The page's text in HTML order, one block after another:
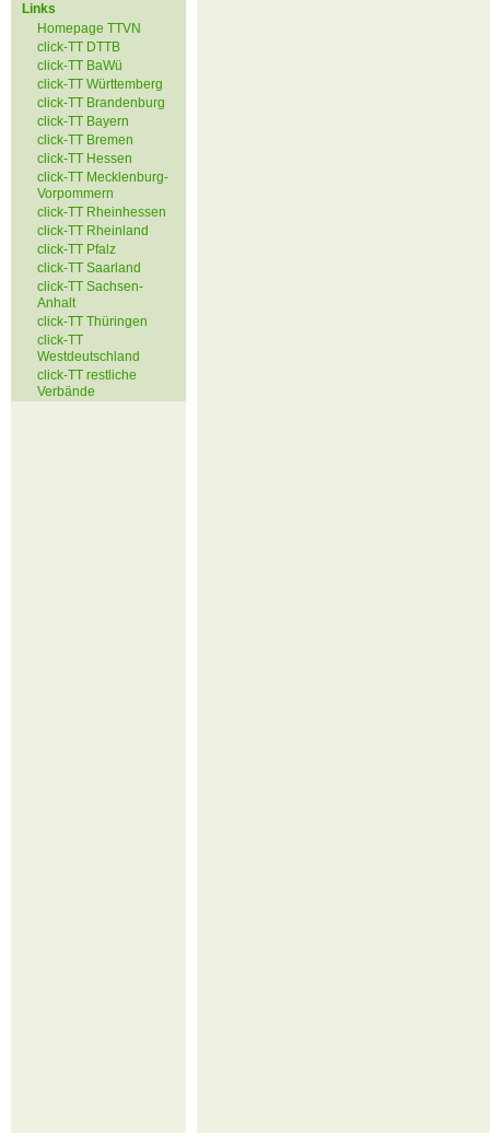
Links
Homepage TTVN
click-TT DTTB
click-TT BaWü
click-TT Württemberg
click-TT Brandenburg
click-TT Bayern
click-TT Bremen
click-TT Hessen
click-TT Mecklenburg-
Vorpommern
click-TT Rheinhessen
click-TT Rheinland
click-TT Pfalz
click-TT Saarland
click-TT Sachsen-
Anhalt
click-TT Thüringen
click-TT
Westdeutschland
click-TT restliche
Verbände